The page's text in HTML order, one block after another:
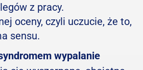
z pracy.
oceny, czyli uczucie, że to,
sensu.
wypalanie